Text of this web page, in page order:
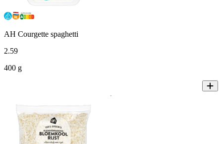
AH Courgette spaghetti
2.59
400 g